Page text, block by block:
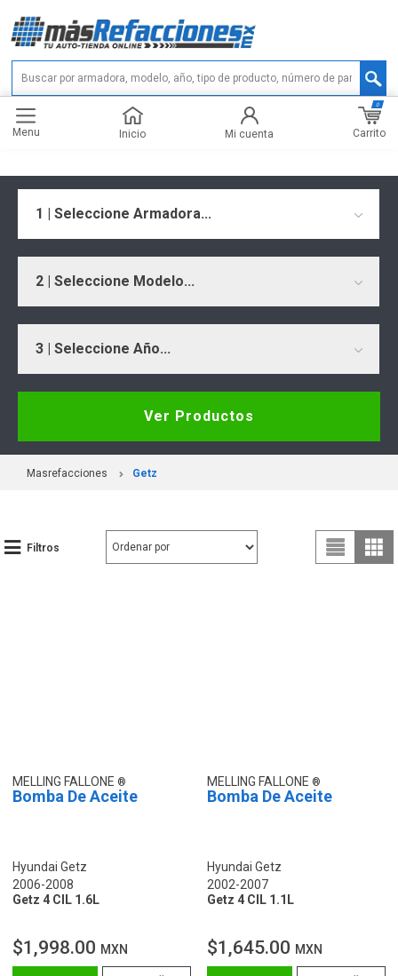
Menu Inicio Mi cuenta Carrito
0
1 | Seleccione Armadora...
2 | Seleccione Modelo...
3 | Seleccione Año...
Ver Productos
Masrefacciones Getz
Filtros
MELLING FALLONE
Bomba De Aceite
Hyundai Getz
2006-2008
Getz 4 CIL 1.6L
$1,998.00 MXN
MELLING FALLONE
Bomba De Aceite
Hyundai Getz
2002-2007
Getz 4 CIL 1.1L
$1,645.00 MXN